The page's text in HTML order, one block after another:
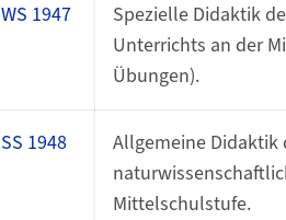
WS 1947
Spezielle Didaktik
Unterrichts an der
Übungen).
SS 1948
Allgemeine
Mittelschulstufe.